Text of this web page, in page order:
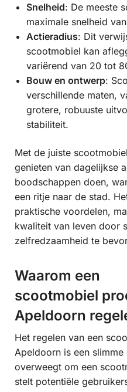
Snelheid: De meeste
maximale snelheid
Actieradius: Dit
scootmobiel kan
variërend van 20 tot
Bouw en ontwerp:
verschillende maten,
grotere, robuuste
stabiliteit.
Met de juiste
genieten van dagelijkse
boodschappen doen,
een ritje naar de stad.
praktische voordelen,
kwaliteit van leven door
zelfredzaamheid te
Waarom een
scootmobiel
Apeldoorn
Het regelen van een
Apeldoorn is een
overweegt om een
stelt potentiële